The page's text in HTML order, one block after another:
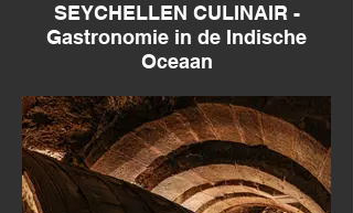
SEYCHELLEN CULINAIR -
Gastronomie in de Indische
Oceaan
met een lokale chef tot bezoek aan een
kokosplantage.